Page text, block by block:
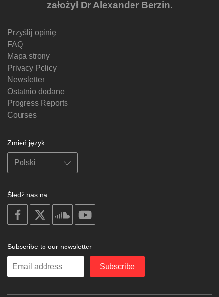
założył Dr Alexander Berzin.
Przyślij opinię
FAQ
Mapa strony
Privacy Policy
Newsletter
Ostatnio dodane
Progress Reports
Courses
Zmień język
Śledź nas na
on
facebook
soundcloud
Subscribe to our newsletter
Enter
Subscribe